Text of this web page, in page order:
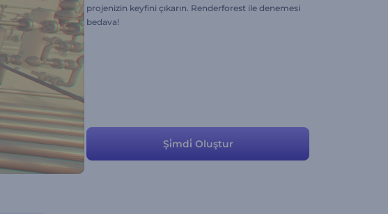
projenizin keyfini çıkarın. Renderforest ile denemesi
bedava!
Şi̇mdi̇ Oluştur